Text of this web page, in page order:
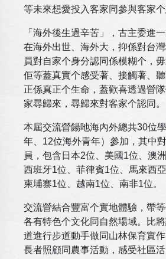
等未來想愛投入客家同參與客家个
「海外後生過辛苦」，古主委進
在海外出世、海外大，抑係對台
員對自家个身分認同係模糊个，
佢等蓋真實个感受著、接觸著、
正係真正个生命，蓋歡喜透過營隊
家尋歸來，尋歸來對客家个認同。
本屆交流營餳吔海內外總共30位
年、12位海外青年）參加，其中
員，包含日本2位、美國1位、澳
西班牙1位、菲律賓1位、馬來西
柬埔寨1位、越南1位、南非1位。
交流營結合豐富个實地體驗，帶
各有特色个文化同自然場域。比
道進行步道動手做同山林保育實
長者照顧同農事活動，感受社區